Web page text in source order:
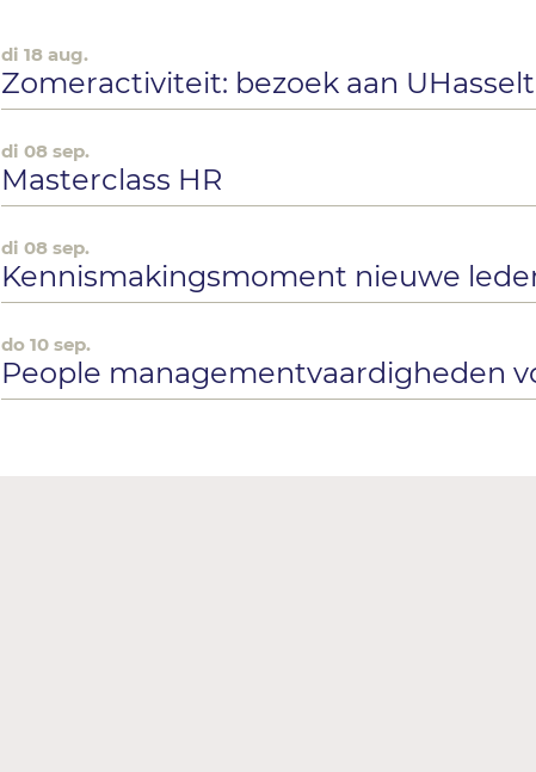
di 18 aug.
Zomeractiviteit: bezoek aan UHasselt
di 08 sep.
Masterclass HR
di 08 sep.
Kennismakingsmoment nieuwe
do 10 sep.
People managementvaardigheden